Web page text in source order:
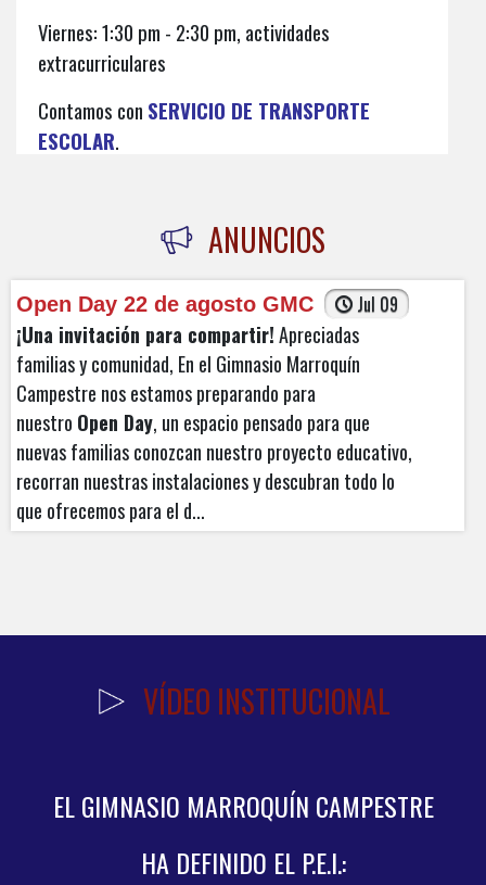
Viernes: 1:30 pm - 2:30 pm, actividades
extracurriculares
Contamos con SERVICIO DE TRANSPORTE
ESCOLAR.
ANUNCIOS
Open Day 22 de agosto GMC
familias y comunidad, En el Gimnasio Marroquín
Campestre nos estamos preparando para
recorran nuestras instalaciones y descubran todo lo
Open Day 22 de agosto GMC Jul 09
¡Una invitación para compartir!Apreciadas
familias y comunidad, En el Gimnasio Marroquín
Campestre nos estamos preparando para
nuestro Open Day, un espacio pensado para que
nuevas familias conozcan nuestro proyecto educativo,
recorran nuestras instalaciones y descubran todo lo
que ofrecemos para el d...
Campestre nos estamos preparando para
nuevas familias conozcan nuestro proyecto educativo,
recorran nuestras instalaciones y descubran todo lo
VÍDEO INSTITUCIONAL
EL GIMNASIO MARROQUÍN CAMPESTRE
HA DEFINIDO EL P.E.I.: